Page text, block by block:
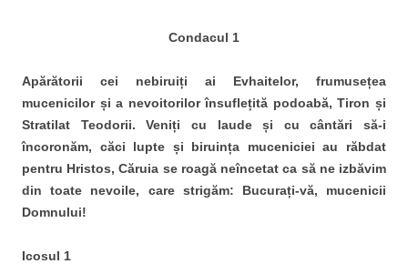
Condacul 1
Apărătorii cei nebiruiți ai Evhaitelor, frumusețea
mucenicilor și a nevoitorilor însuflețită podoabă, Tiron și
Stratilat Teodorii. Veniți cu laude și cu cântări să-i
încoronăm, căci lupte și biruința muceniciei au răbdat
pentru Hristos, Căruia se roagă neîncetat ca să ne izbăvim
din toate nevoile, care strigăm: Bucurați-vă, mucenicii
Domnului!
Icosul 1